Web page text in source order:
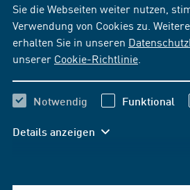
Sie die Webseiten weiter nutzen,
Verwendung von Cookies zu.
erhalten Sie in unseren
unserer Cookie-Richtlinie
Notwendig Funktional
Details anzeigen